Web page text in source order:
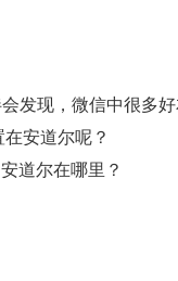
发现，微信中很多
安道尔呢？